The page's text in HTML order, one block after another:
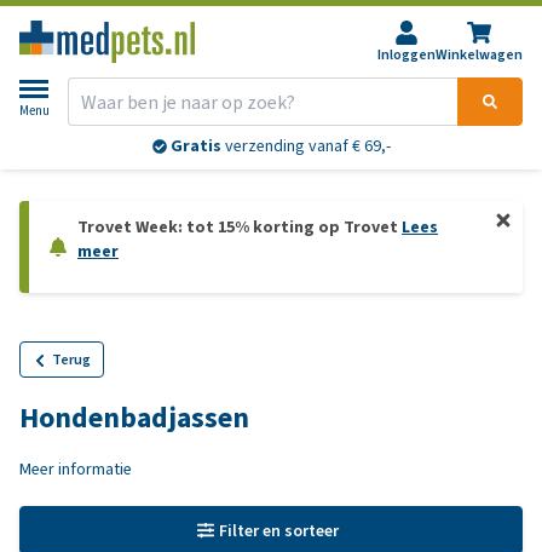
InloggenWinkelwagen
Menu
Gratis verzending vanaf € 69,-
Trovet Week: tot 15% korting op Trovet Lees
meer
Terug
Hondenbadjassen
Meer informatie
Filter en sorteer